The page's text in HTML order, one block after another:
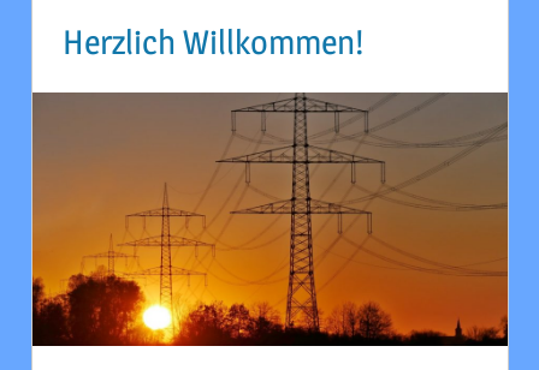
Herzlich Willkommen!